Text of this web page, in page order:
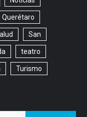
Querétaro
San
teatro
Turismo